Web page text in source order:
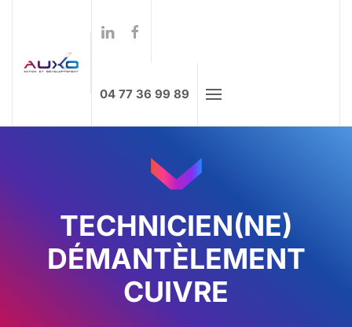
Skip to main content
04 77 36 99 89
TECHNICIEN(NE)
DÉMANTÈLEMENT
CUIVRE